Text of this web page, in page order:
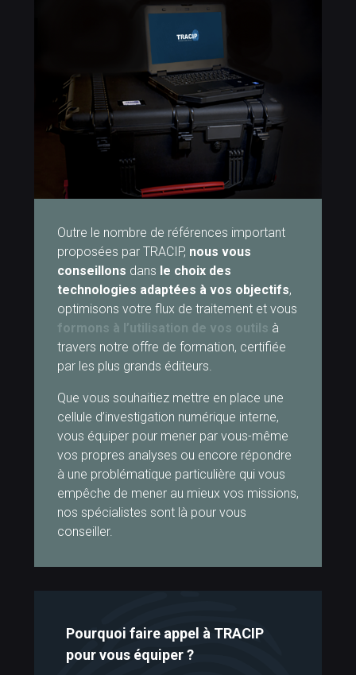
Outre le nombre de références important
proposées par TRACIP, nous vous
conseillons dans le choix des
technologies adaptées à vos objectifs,
optimisons votre flux de traitement et vous
formons à l’utilisation de vos outils à
travers notre offre de formation, certifiée
par les plus grands éditeurs.
Que vous souhaitiez mettre en place une
cellule d’investigation numérique interne,
vous équiper pour mener par vous-même
vos propres analyses ou encore répondre
à une problématique particulière qui vous
empêche de mener au mieux vos missions,
nos spécialistes sont là pour vous
conseiller.
Pourquoi faire appel à TRACIP
pour vous équiper ?